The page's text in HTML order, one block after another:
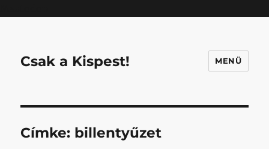
Csak a Kispest! MENÜ
Címke: billentyűzet